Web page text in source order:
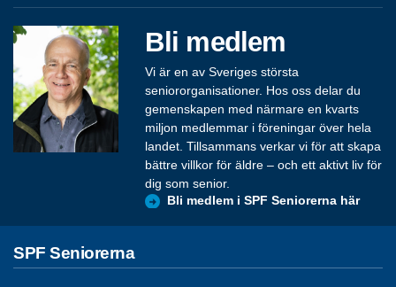
Bli medlem
Vi är en av Sveriges största
seniororganisationer. Hos oss delar du
gemenskapen med närmare en kvarts
miljon medlemmar i föreningar över hela
landet. Tillsammans verkar vi för att skapa
bättre villkor för äldre – och ett aktivt liv för
dig som senior.
Bli medlem i SPF Seniorerna här
SPF Seniorerna